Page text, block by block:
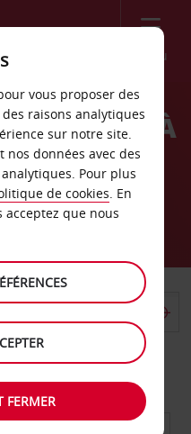
Menu
VOITURE À
ROME
de retour
DE RETOUR
vous proposer des
raisons analytiques
sur notre site.
nos données avec des
Pour plus
de cookies. En
acceptez que nous
FERMER